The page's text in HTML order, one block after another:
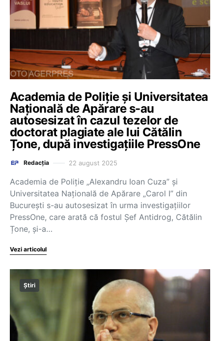
Academia de Poliție și Universitatea
Națională de Apărare s-au
autosesizat în cazul tezelor de
doctorat plagiate ale lui Cătălin
Țone, după investigațiile PressOne
Redacția 22 august 2025
Academia de Poliție „Alexandru Ioan Cuza” și
Universitatea Națională de Apărare „Carol I” din
București s-au autosesizat în urma investigațiilor
PressOne, care arată că fostul Șef Antidrog, Cătălin
Țone, și-a…
Vezi articolul
Știri